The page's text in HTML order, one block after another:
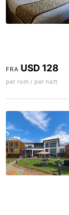
FRA USD 128
per rom / per natt